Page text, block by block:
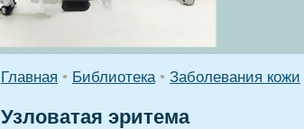
Главная • Библиотека • Заболевания кожи
Узловатая эритема